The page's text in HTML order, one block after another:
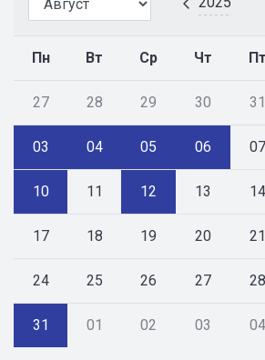
Пн Вт Ср Чт Пт
27 28 29 30 31
03 04 05 06 07
10 11 12 13 14
17 18 19 20 21
24 25 26 27 28
31 01 02 03 04